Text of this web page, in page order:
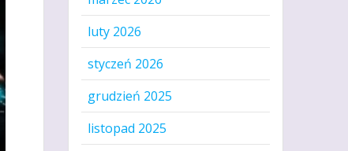
luty 2026
styczeń 2026
grudzień 2025
listopad 2025